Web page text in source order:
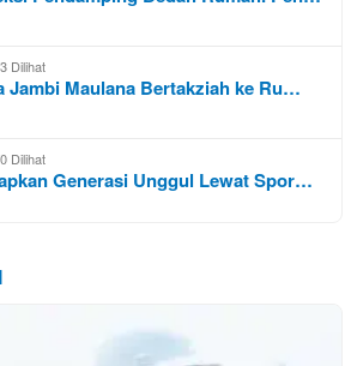
Dilihat
Jambi Maulana Bertakziah ke Ru…
Dilihat
Generasi Unggul Lewat Spor…